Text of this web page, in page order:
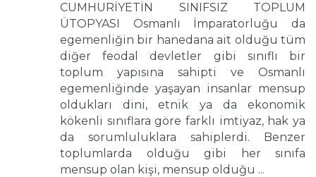
CUMHURİYETİN SINIFSIZ TOPLUM
ÜTOPYASI Osmanlı İmparatorluğu da
egemenliğin bir hanedana ait olduğu tüm
diğer feodal devletler gibi sınıflı bir
toplum yapısına sahipti ve Osmanlı
egemenliğinde yaşayan insanlar mensup
oldukları dini, etnik ya da ekonomik
kökenli sınıflara göre farklı imtiyaz, hak ya
da sorumluluklara sahiplerdi. Benzer
toplumlarda olduğu gibi her sınıfa
mensup olan kişi, mensup olduğu ...